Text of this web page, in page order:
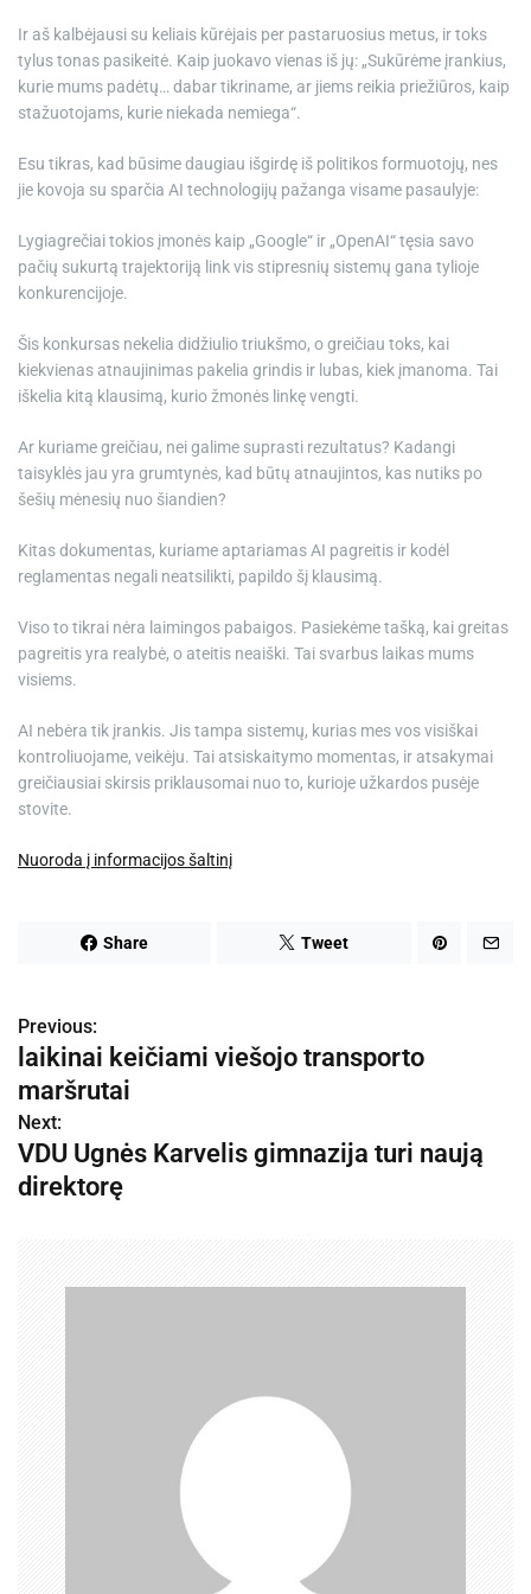
Ir aš kalbėjausi su keliais kūrėjais per pastaruosius metus, ir toks
tylus tonas pasikeitė. Kaip juokavo vienas iš jų: „Sukūrėme įrankius,
kurie mums padėtų… dabar tikriname, ar jiems reikia priežiūros, kaip
stažuotojams, kurie niekada nemiega“.
Esu tikras, kad būsime daugiau išgirdę iš politikos formuotojų, nes
jie kovoja su sparčia AI technologijų pažanga visame pasaulyje:
Lygiagrečiai tokios įmonės kaip „Google“ ir „OpenAI“ tęsia savo
pačių sukurtą trajektoriją link vis stipresnių sistemų gana tylioje
konkurencijoje.
Šis konkursas nekelia didžiulio triukšmo, o greičiau toks, kai
kiekvienas atnaujinimas pakelia grindis ir lubas, kiek įmanoma. Tai
iškelia kitą klausimą, kurio žmonės linkę vengti.
Ar kuriame greičiau, nei galime suprasti rezultatus? Kadangi
taisyklės jau yra grumtynės, kad būtų atnaujintos, kas nutiks po
šešių mėnesių nuo šiandien?
Kitas dokumentas, kuriame aptariamas AI pagreitis ir kodėl
reglamentas negali neatsilikti, papildo šį klausimą.
Viso to tikrai nėra laimingos pabaigos. Pasiekėme tašką, kai greitas
pagreitis yra realybė, o ateitis neaiški. Tai svarbus laikas mums
visiems.
AI nebėra tik įrankis. Jis tampa sistemų, kurias mes vos visiškai
kontroliuojame, veikėju. Tai atsiskaitymo momentas, ir atsakymai
greičiausiai skirsis priklausomai nuo to, kurioje užkardos pusėje
stovite.
Nuoroda į informacijos šaltinį
Share Tweet
N
a
v
i
Previous:
laikinai keičiami viešojo transporto
maršrutai
Next:
VDU Ugnės Karvelis gimnazija turi naują
direktorę